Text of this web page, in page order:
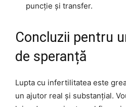
puncție și transfer.
Concluzii pentru
de speranță
Lupta cu infertilitatea este
un ajutor real și substanțial.